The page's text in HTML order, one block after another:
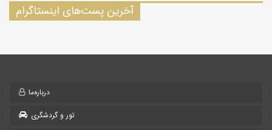
آخرین پست‌های اینستاگرام
درباره‌ما
تور و گردشگری